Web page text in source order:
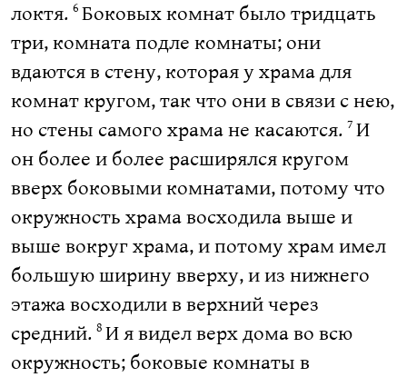
локтя. 6 Боковых комнат было тридцать
три, комната подле комнаты; они
вдаются в стену, которая у храма для
комнат кругом, так что они в связи с нею,
но стены самого храма не касаются. 7 И
он более и более расширялся кругом
вверх боковыми комнатами, потому что
окружность храма восходила выше и
выше вокруг храма, и потому храм имел
большую ширину вверху, и из нижнего
этажа восходили в верхний через
средний. 8 И я видел верх дома во всю
окружность; боковые комнаты в